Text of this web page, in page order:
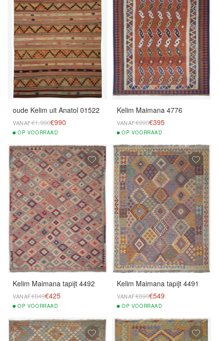
oude Kelim uit Anatol 01522
VANAF€1.990€990
OP VOORRAAD
Kelim Maimana 4776
VANAF€990€395
OP VOORRAAD
Kelim Maimana tapijt 4492
VANAF€849€425
OP VOORRAAD
Kelim Maimana tapijt 4491
VANAF€890€549
OP VOORRAAD